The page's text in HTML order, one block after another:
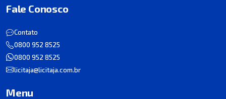
Fale Conosco
Contato
0800 952 8525
0800 952 8525
licitaja@licitaja.com.br
Menu